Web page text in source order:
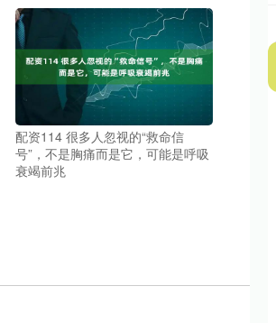
配资114 很多人忽视的“救命信
号”，不是胸痛而是它，可能是呼吸
衰竭前兆